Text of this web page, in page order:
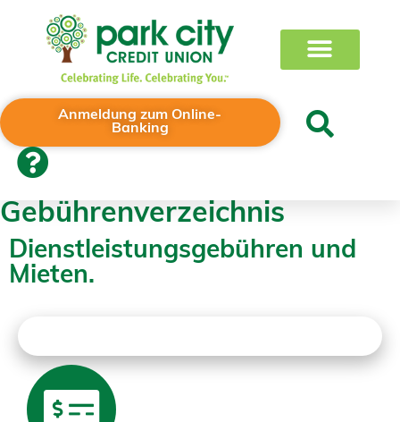
Anmeldung zum Online-
Banking
Gebührenverzeichnis
Dienstleistungsgebühren und
Mieten.